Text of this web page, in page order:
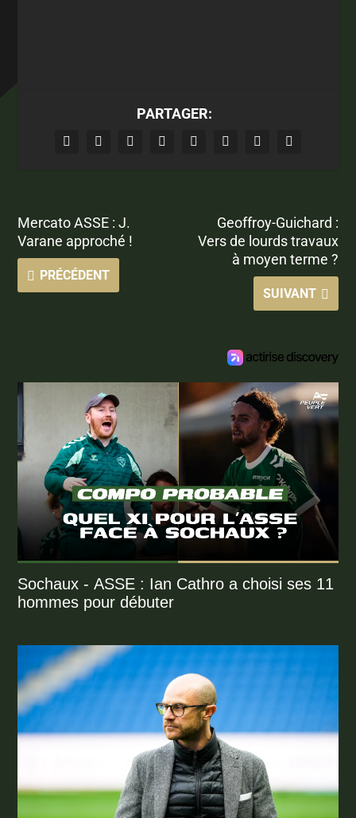
PARTAGER:
Mercato ASSE : J.
Varane approché !
PRÉCÉDENT
Geoffroy-Guichard :
Vers de lourds travaux
à moyen terme ?
SUIVANT
Sochaux - ASSE : Ian Cathro a choisi ses 11
hommes pour débuter